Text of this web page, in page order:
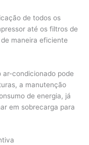
de todos os
até os filtros de
maneira eficiente
ar-condicionado pode
a manutenção
de energia, já
em sobrecarga para